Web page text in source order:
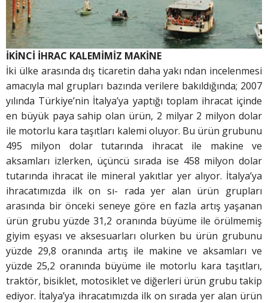
İKİNCİ İHRAC KALEMİMİZ MAKİNE
İki ülke arasında dış ticaretin daha yakı ndan incelenmesi
amacıyla mal grupları bazında verilere bakıldığında; 2007
yılında Türkiye’nin İtalya’ya yaptığı toplam ihracat içinde
en büyük paya sahip olan ürün, 2 milyar 2 milyon dolar
ile motorlu kara taşıtları kalemi oluyor. Bu ürün grubunu
495 milyon dolar tutarında ihracat ile makine ve
aksamları izlerken, üçüncü sırada ise 458 milyon dolar
tutarında ihracat ile mineral yakıtlar yer alıyor. İtalya’ya
ihracatımızda ilk on sı- rada yer alan ürün grupları
arasında bir önceki seneye göre en fazla artış yaşanan
ürün grubu yüzde 31,2 oranında büyüme ile örülmemiş
giyim eşyası ve aksesuarları olurken bu ürün grubunu
yüzde 29,8 oranında artış ile makine ve aksamları ve
yüzde 25,2 oranında büyüme ile motorlu kara taşıtları,
traktör, bisiklet, motosiklet ve diğerleri ürün grubu takip
ediyor. İtalya’ya ihracatımızda ilk on sırada yer alan ürün